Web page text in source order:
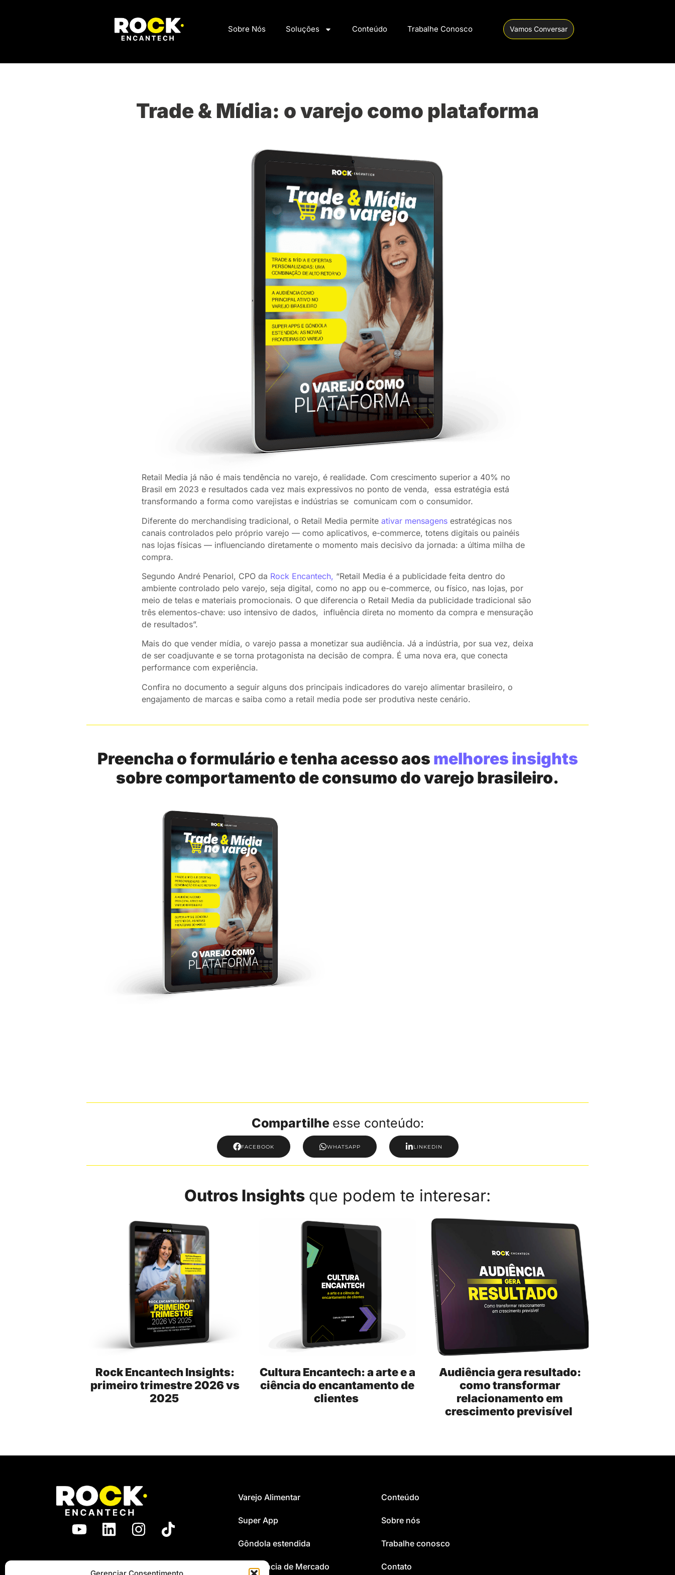
Gerenciar Consentimento
Sobre Nós Soluções Conteúdo Trabalhe Conosco Vamos Conversar
Trade & Mídia: o varejo como plataforma
Retail Media já não é mais tendência no varejo, é realidade. Com crescimento superior a 40% no
Brasil em 2023 e resultados cada vez mais expressivos no ponto de venda, essa estratégia está
transformando a forma como varejistas e indústrias se comunicam com o consumidor.
Diferente do merchandising tradicional, o Retail Media permite ativar mensagens estratégicas nos
canais controlados pelo próprio varejo — como aplicativos, e-commerce, totens digitais ou painéis
nas lojas físicas — influenciando diretamente o momento mais decisivo da jornada: a última milha de
compra.
Segundo André Penariol, CPO da Rock Encantech, “Retail Media é a publicidade feita dentro do
ambiente controlado pelo varejo, seja digital, como no app ou e-commerce, ou físico, nas lojas, por
meio de telas e materiais promocionais. O que diferencia o Retail Media da publicidade tradicional são
três elementos-chave: uso intensivo de dados, influência direta no momento da compra e mensuração
de resultados”.
Mais do que vender mídia, o varejo passa a monetizar sua audiência. Já a indústria, por sua vez, deixa
de ser coadjuvante e se torna protagonista na decisão de compra. É uma nova era, que conecta
performance com experiência.
Confira no documento a seguir alguns dos principais indicadores do varejo alimentar brasileiro, o
engajamento de marcas e saiba como a retail media pode ser produtiva neste cenário.
Preencha o formulário e tenha acesso aos melhores insights
sobre comportamento de consumo do varejo brasileiro.
Compartilhe esse conteúdo:
FACEBOOK WHATSAPP LINKEDIN
Outros Insights que podem te interesar:
Rock Encantech Insights:
primeiro trimestre 2026 vs
2025
Cultura Encantech: a arte e a
ciência do encantamento de
clientes
Audiência gera resultado:
como transformar
relacionamento em
crescimento previsível
Varejo Alimentar
Super App
Gôndola estendida
Inteligência de Mercado
Conteúdo
Sobre nós
Trabalhe conosco
Contato